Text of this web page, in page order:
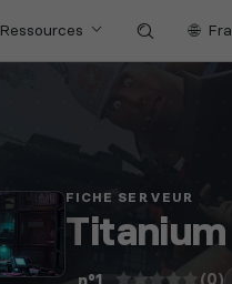
Ressources
FICHE SERVEUR
(0)